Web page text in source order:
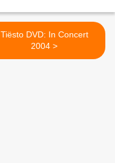
Tiësto DVD: In Concert
2004 >